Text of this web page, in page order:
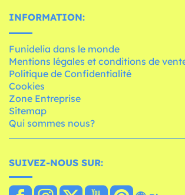
INFORMATION:
Funidelia dans le monde
Mentions légales et conditions de
Politique de Confidentialité
Cookies
Zone Entreprise
Sitemap
Qui sommes nous?
SUIVEZ-NOUS SUR: